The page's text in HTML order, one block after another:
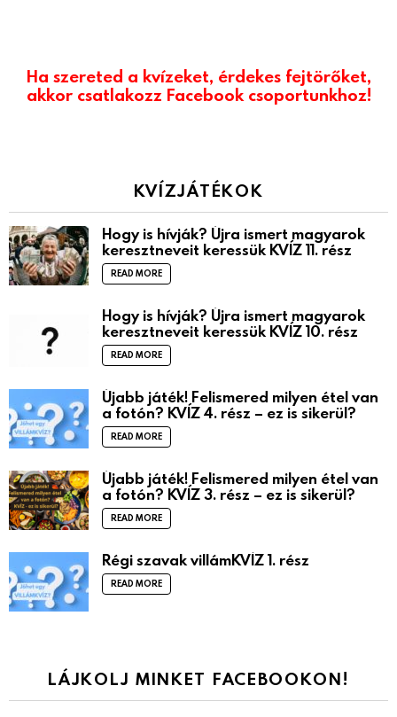
Ha szereted a kvízeket, érdekes fejtörőket,
akkor csatlakozz Facebook csoportunkhoz!
KVÍZJÁTÉKOK
Hogy is hívják? Újra ismert magyarok
keresztneveit keressük KVÍZ 11. rész
READ MORE
Hogy is hívják? Újra ismert magyarok
keresztneveit keressük KVÍZ 10. rész
READ MORE
Újabb játék! Felismered milyen étel van
a fotón? KVÍZ 4. rész – ez is sikerül?
READ MORE
Újabb játék! Felismered milyen étel van
a fotón? KVÍZ 3. rész – ez is sikerül?
READ MORE
Régi szavak villámKVÍZ 1. rész
READ MORE
LÁJKOLJ MINKET FACEBOOKON!